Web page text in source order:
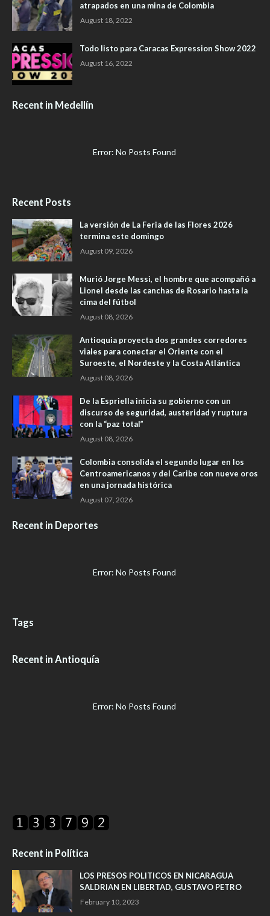
atrapados en una mina de Colombia
August 18, 2022
Todo listo para Caracas Expression Show 2022
August 16, 2022
Recent in Medellín
Error: No Posts Found
Recent Posts
La versión de La Feria de las Flores 2026
termina este domingo
August 09, 2026
Murió Jorge Messi, el hombre que acompañó a
Lionel desde las canchas de Rosario hasta la
cima del fútbol
August 08, 2026
Antioquia proyecta dos grandes corredores
viales para conectar el Oriente con el
Suroeste, el Nordeste y la Costa Atlántica
August 08, 2026
De la Espriella inicia su gobierno con un
discurso de seguridad, austeridad y ruptura
con la “paz total”
August 08, 2026
Colombia consolida el segundo lugar en los
Centroamericanos y del Caribe con nueve oros
en una jornada histórica
August 07, 2026
Recent in Deportes
Error: No Posts Found
Tags
Recent in Antioquía
Error: No Posts Found
Recent in Política
LOS PRESOS POLITICOS EN NICARAGUA
SALDRIAN EN LIBERTAD, GUSTAVO PETRO
February 10, 2023